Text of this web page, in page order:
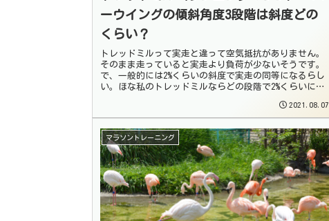
ーウイングの傾斜角度3段階は斜度どの
くらい？
トレッドミルって実走と違って空気抵抗がありません。
そのまま走っていると実走より負荷が少ないそうです。
で、一般的には2%くらいの斜度で実走の同等になるらし
い。ほな私のトレッドミルならどの段階で2%くらいにな
2021.08.07
マラソントレーニング